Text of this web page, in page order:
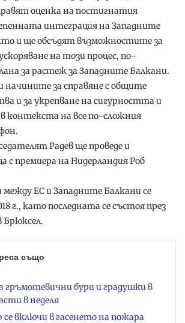
оценка на постигнатия
интеграция на Западните
и ще обсъдят възможностите за
на този процес, по-
за растеж за Западните Балкани.
начините за справяне с общите
и за укрепване на сигурността и
контекста на все по-сложния
Радев ще проведе и
с премиера на Нидерландия Роб
ЕС и Западните Балкани се
г., като последната се състоя през
Брюксел.
също
гръмотевични бури и градушки в
в неделя
включи в гасенето на пожара